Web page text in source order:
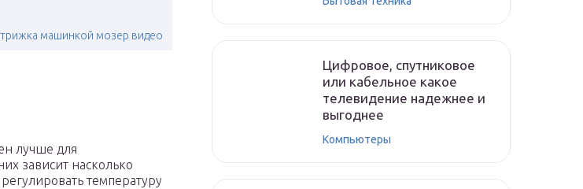
машинкой мозер видео
лучше для
зависит насколько
температуру
Цифровое, спутниковое
или кабельное какое
телевидение надежнее и
выгоднее
Компьютеры